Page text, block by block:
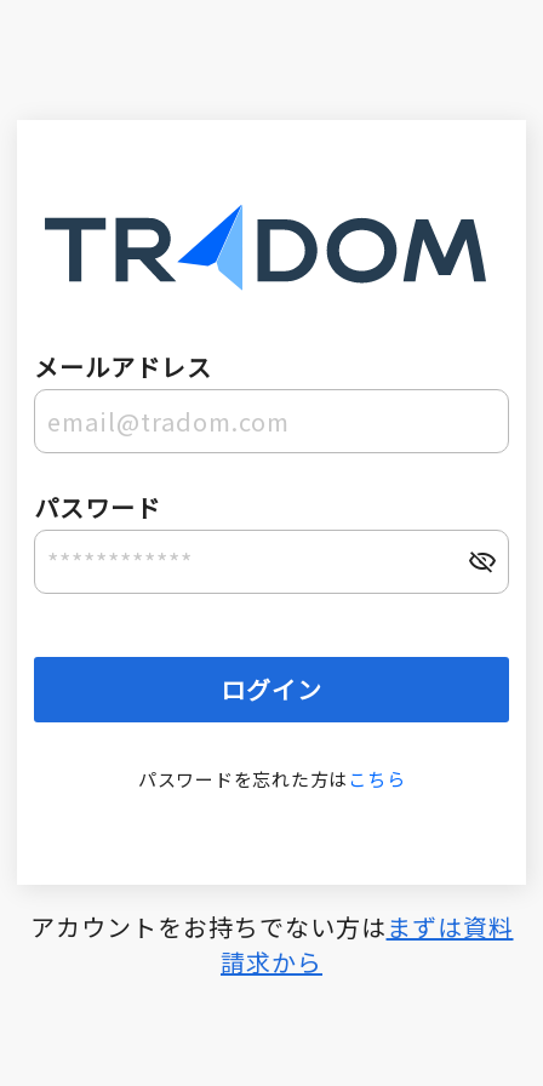
メールアドレス
パスワード
ログイン
パスワードを忘れた方はこちら
アカウントをお持ちでない方はまずは資料
請求から